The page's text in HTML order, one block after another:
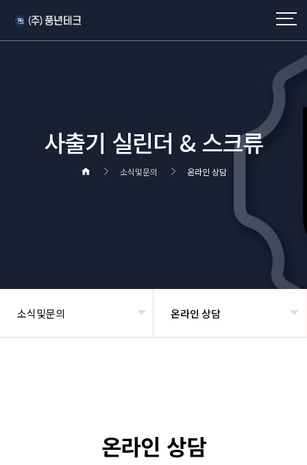
사출기 실린더 & 스크류
소식및문의 온라인 상담
소식및문의 온라인 상담
온라인 상담